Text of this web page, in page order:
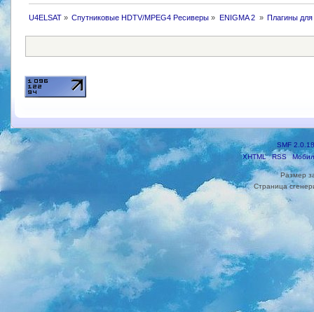
Plugin created and maintained by
U4ELSAT» Спутниковые HDTV/MPEG4 Ресиверы » ENIGMA 2 » Плагины
SMF 2.0.18
XHTML
RSS
Размер
Страница